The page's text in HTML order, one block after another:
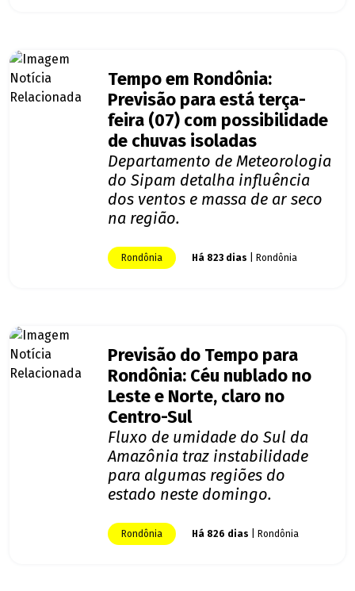
Tempo em Rondônia:
Previsão para está terça-
feira (07) com possibilidade
de chuvas isoladas
Departamento de Meteorologia
do Sipam detalha influência
dos ventos e massa de ar seco
na região.
Rondônia Há 823 dias | Rondônia
Previsão do Tempo para
Rondônia: Céu nublado no
Leste e Norte, claro no
Centro-Sul
Fluxo de umidade do Sul da
Amazônia traz instabilidade
para algumas regiões do
estado neste domingo.
Rondônia Há 826 dias | Rondônia